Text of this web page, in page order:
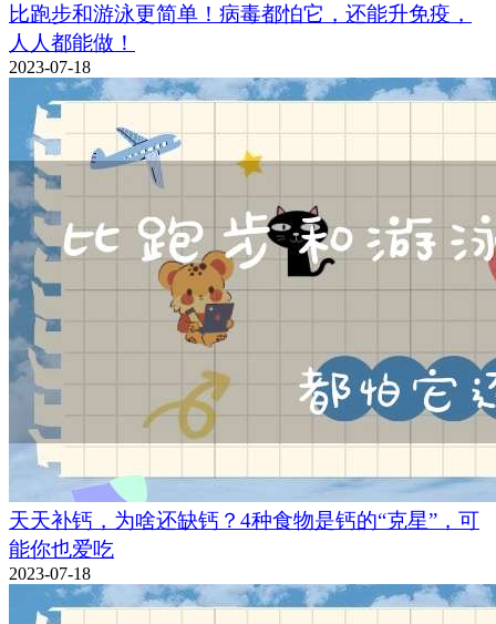
比跑步和游泳更简单！病毒都怕它，还能升免疫，
人人都能做！
2023-07-18
天天补钙，为啥还缺钙？4种食物是钙的“克星”，可
能你也爱吃
2023-07-18